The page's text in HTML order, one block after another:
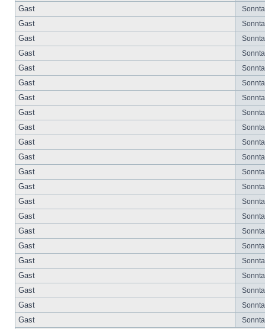
Gast
Gast
Gast
Gast
Gast
Gast
Gast
Gast
Gast
Gast
Gast
Gast
Gast
Gast
Gast
Gast
Gast
Gast
Gast
Gast
Gast
Gast